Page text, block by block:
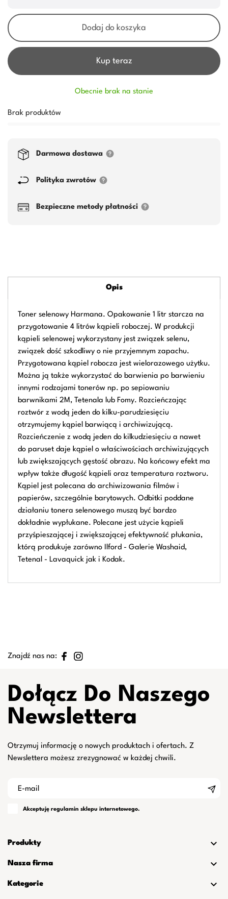
Dodaj do koszyka
Kup teraz
Obecnie brak na stanie
Brak produktów
Darmowa dostawa
Polityka zwrotów
Bezpieczne metody płatności
Opis
Toner selenowy Harmana. Opakowanie 1 litr starcza na
przygotowanie 4 litrów kąpieli roboczej. W produkcji
kąpieli selenowej wykorzystany jest związek selenu,
związek dość szkodliwy o nie przyjemnym zapachu.
Przygotowana kąpiel robocza jest wielorazowego użytku.
Można ją także wykorzystać do barwienia po barwieniu
innymi rodzajami tonerów np. po sepiowaniu
barwnikami 2M, Tetenala lub Fomy. Rozcieńczając
roztwór z wodą jeden do kilku-parudziesięciu
otrzymujemy kąpiel barwiącą i archiwizującą.
Rozcieńczenie z wodą jeden do kilkudziesięciu a nawet
do paruset daje kąpiel o właściwościach archiwizujących
lub zwiększających gęstość obrazu. Na końcowy efekt ma
wpływ także długość kąpieli oraz temperatura roztworu.
Kąpiel jest polecana do archiwizowania filmów i
papierów, szczególnie barytowych. Odbitki poddane
działaniu tonera selenowego muszą być bardzo
dokładnie wypłukane. Polecane jest użycie kąpieli
przyśpieszającej i zwiększającej efektywność płukania,
którą produkuje zarówno Ilford - Galerie Washaid,
Tetenal - Lavaquick jak i Kodak.
Znajdź nas na:
Dołącz Do Naszego
Newslettera
Otrzymuj informację o nowych produktach i ofertach. Z
Newslettera możesz zrezygnować w każdej chwili.
Akceptuję regulamin sklepu internetowego.
Produkty 
Nasza firma 
Kategorie 